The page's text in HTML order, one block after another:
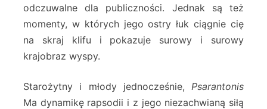
odczuwalne dla publiczności. Jednak są też
momenty, w których jego ostry łuk ciągnie cię
na skraj klifu i pokazuje surowy i surowy
krajobraz wyspy.
Starożytny i młody jednocześnie, Psarantonis
Ma dynamikę rapsodii i z jego niezachwianą siłą